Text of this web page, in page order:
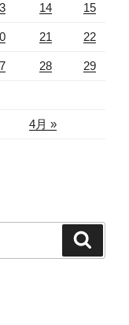
4月 »
14 15
21 22
28 29